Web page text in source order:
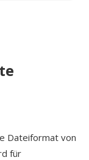
Dateiformat von
für